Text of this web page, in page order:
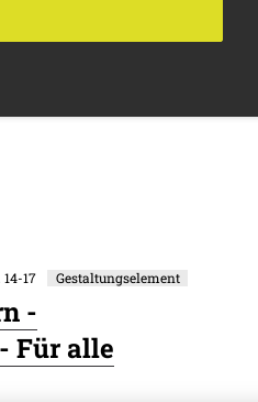
14-17 Gestaltungselement
-
Für alle